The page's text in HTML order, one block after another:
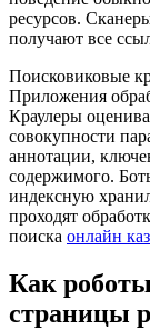
ресурсов.
получают все
Поисковиковые
Приложения
Краулеры
совокупности
аннотации,
содержимого.
индексную
проходят
поиска онлайн
Как
страницы